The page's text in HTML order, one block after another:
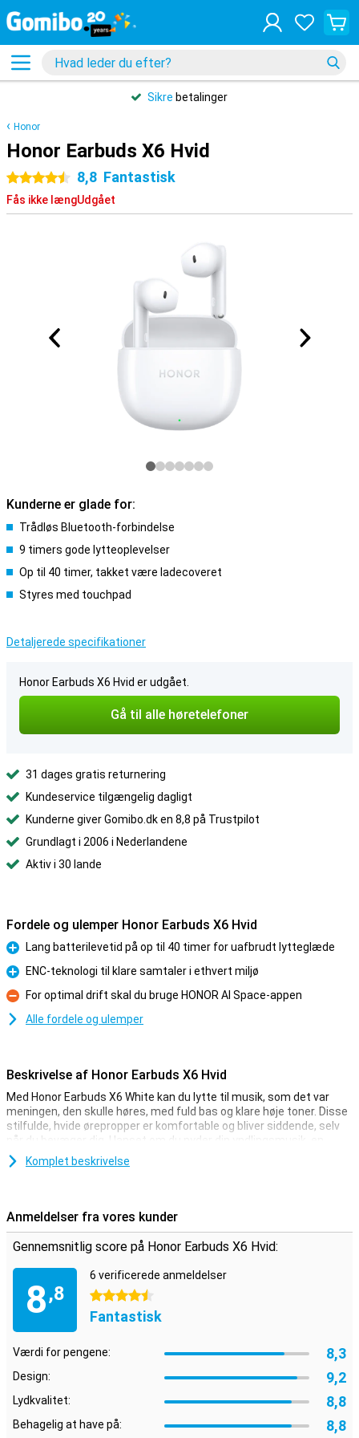
Sikre betalinger
Honor
Honor Earbuds X6 Hvid
4.5 stjerner
8,8 Fantastisk
Fås ikke længUdgået
Kunderne er glade for:
Trådløs Bluetooth-forbindelse
9 timers gode lytteoplevelser
Op til 40 timer, takket være ladecoveret
Styres med touchpad
Detaljerede specifikationer
Honor Earbuds X6 Hvid er udgået.
Gå til alle høretelefoner
31 dages gratis returnering
Kundeservice tilgængelig dagligt
Kunderne giver Gomibo.dk en 8,8 på Trustpilot
Grundlagt i 2006 i Nederlandene
Aktiv i 30 lande
Fordele og ulemper Honor Earbuds X6 Hvid
Fordele
Lang batterilevetid på op til 40 timer for uafbrudt lytteglæde
Fordele
ENC-teknologi til klare samtaler i ethvert miljø
Ulemper
For optimal drift skal du bruge HONOR AI Space-appen
Alle fordele og ulemper
Beskrivelse af Honor Earbuds X6 Hvid
Med Honor Earbuds X6 White kan du lytte til musik, som det var
meningen, den skulle høres, med fuld bas og klare høje toner. Disse
stilfulde, hvide ørepropper er komfortable og bliver siddende, selv
når du bevæger dig. Uanset om du nyder din yndlingsmusik, en
podcast eller foretager et telefonopkald, giver Honor Earbuds X6 en
rig lytteoplevelse.
Honor Earbuds X6 er ideelle til lange dage. På en fuld opladning
holder ørepropperne i op til 9 timer. Med det kompakte
opladningsetui kan du forlænge det til hele 40 timer. Brug for en
hurtig opladning? Efter 10 minutter kan du bruge dem i yderligere 3
timer. Så har du altid musik lige ved hånden, uanset hvor du er.
Krystalklare samtaler
Med ENC-teknologi (Environmental Noise Cancellation) sikrer Honor
Earbuds X6 White, at dine samtaler forbliver klare, selv i støjende
omgivelser. Støj fra omgivelserne dæmpes, så du altid kan høres
tydeligt under et telefonopkald. Ideelle til rejser eller arbejde i et
Let og komfortabel
Komplet beskrivelse
Anmeldelser fra vores kunder
Gennemsnitlig score på Honor Earbuds X6 Hvid:
8,8
6 verificerede anmeldelser
4.5 stjerner
Fantastisk
Værdi for pengene: 8,3
Design: 9,2
Lydkvalitet: 8,8
Behagelig at have på: 8,8